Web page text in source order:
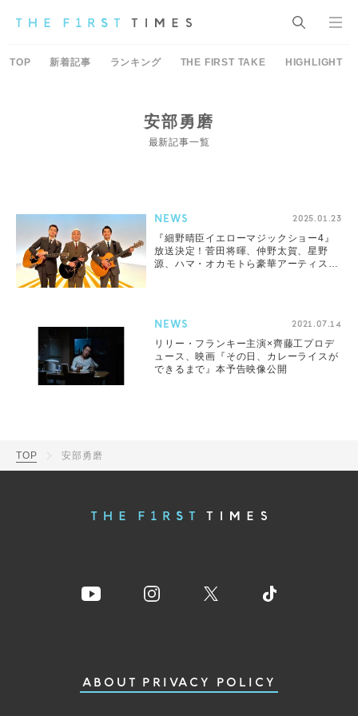
TOP 新着記事 ランキング THE FIRST TAKE HIGHLIGHT
安部勇磨
最新記事一覧
NEWS 2025.01.23
『細野晴臣イエローマジックショー4』
放送決定！菅田将暉、仲野太賀、星野
源、ハマ・オカモトら豪華アーティスト
NEWS 2021.07.14
リリー・フランキー主演×齊藤工プロデ
ュース、映画『その日、カレーライスが
できるまで』本予告映像公開
TOP 安部勇磨
ABOUT PRIVACY POLICY